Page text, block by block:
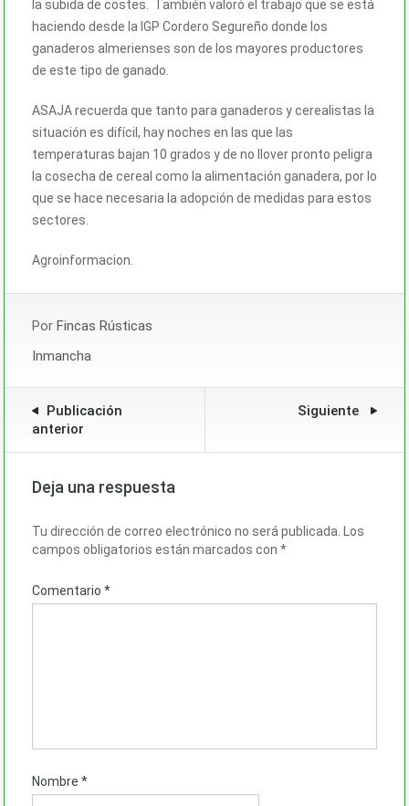
la subida de costes. También valoró el trabajo que se está
haciendo desde la IGP Cordero Segureño donde los
ganaderos almerienses son de los mayores productores
de este tipo de ganado.
ASAJA recuerda que tanto para ganaderos y cerealistas la
situación es difícil, hay noches en las que las
temperaturas bajan 10 grados y de no llover pronto peligra
la cosecha de cereal como la alimentación ganadera, por lo
que se hace necesaria la adopción de medidas para estos
sectores.
Agroinformacion.
Por Fincas Rústicas
Inmancha
Publicación
anterior
Siguiente
Deja una respuesta
Tu dirección de correo electrónico no será publicada. Los
campos obligatorios están marcados con *
Comentario *
Nombre *